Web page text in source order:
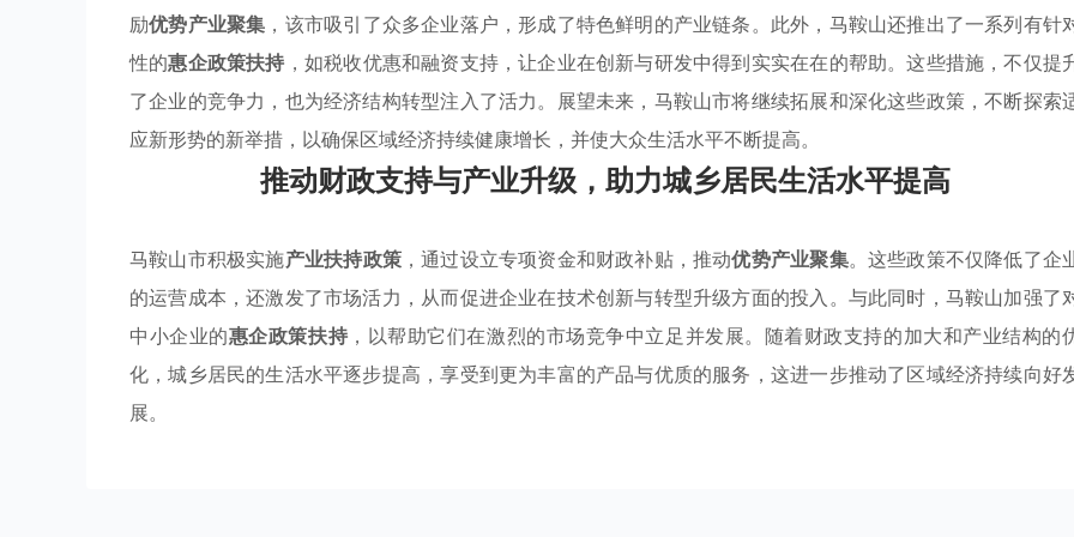
励优势产业聚集 ，该市吸引了众多企业落户，形成了特色鲜明的产业链条。此外，马鞍山还推出了一系列有针
性的惠企政策扶持 ，如税收优惠和融资支持，让企业在创新与研发中得到实实在在的帮助。这些措施，不仅提
了企业的竞争力，也为经济结构转型注入了活力。展望未来，马鞍山市将继续拓展和深化这些政策，不断探索
应新形势的新举措，以确保区域经济持续健康增长，并使大众生活水平不断提高。
推动财政支持与产业升级，助力城乡居民生活水平提高
马鞍山市积极实施产业扶持政策，通过设立专项资金和财政补贴，推动优势产业聚集。这些政策不仅降低了企
的运营成本，还激发了市场活力，从而促进企业在技术创新与转型升级方面的投入。与此同时，马鞍山加强了
中小企业的惠企政策扶持 ，以帮助它们在激烈的市场竞争中立足并发展。随着财政支持的加大和产业结构的
化，城乡居民的生活水平逐步提高，享受到更为丰富的产品与优质的服务，这进一步推动了区域经济持续向好
展。